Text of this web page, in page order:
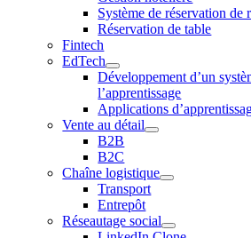
Système de réservation de
Réservation de table
Fintech
EdTech
Développement d’un
l’apprentissage
Applications
Vente au détail
B2B
B2C
Chaîne logistique
Transport
Entrepôt
Réseautage social